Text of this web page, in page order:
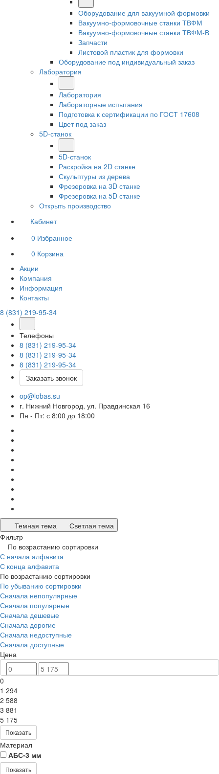
Оборудование для вакуумной формовки
Вакуумно-формовочные станки ТВФМ
Вакуумно-формовочные станки ТВФМ-В
Запчасти
Листовой пластик для формовки
Оборудование под индивидуальный заказ
Лаборатория
Лаборатория
Лабораторные испытания
Подготовка к сертификации по ГОСТ 17608
Цвет под заказ
5D-станок
5D-станок
Раскройка на 2D станке
Скульптуры из дерева
Фрезеровка на 3D станке
Фрезеровка на 5D станке
Открыть производство
Кабинет
0 Избранное
0 Корзина
Акции
Компания
Информация
Контакты
8 (831) 219-95-34
Телефоны
8 (831) 219-95-34
8 (831) 219-95-34
8 (831) 219-95-34
Заказать звонок
op@lobas.su
г. Нижний Новгород, ул. Правдинская 16
Пн - Пт: с 8:00 до 18:00
Темная тема
Светлая тема
Фильтр
По возрастанию сортировки
С начала алфавита
С конца алфавита
По возрастанию сортировки
По убыванию сортировки
Сначала непопулярные
Сначала популярные
Сначала дешевые
Сначала дорогие
Сначала недоступные
Сначала доступные
Цена
0
1 294
2 588
3 881
5 175
Показать
Материал
АБС-3 мм
Показать